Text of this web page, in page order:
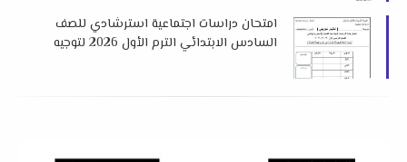
امتحان دراسات اجتماعية استرشادي للصف
السادس الابتدائي الترم الأول 2026 لتوجيه